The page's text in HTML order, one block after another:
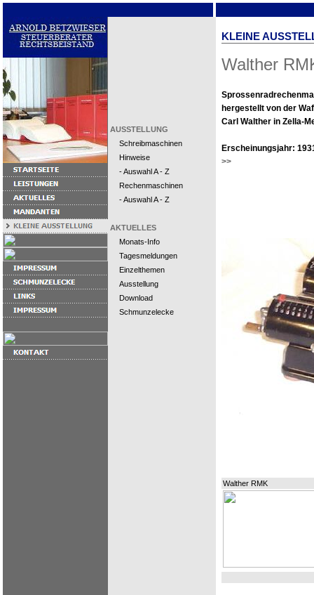
AUSSTELLUNG
Schreibmaschinen
Hinweise
- Auswahl A - Z
Rechenmaschinen
- Auswahl A - Z
AKTUELLES
Monats-Info
Tagesmeldungen
Einzelthemen
Ausstellung
Download
Schmunzelecke
KLEINE
Walther
hergestellt von der
Carl Walther in Zella-
Erscheinungsjahr:
>>
Walther RMK